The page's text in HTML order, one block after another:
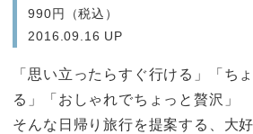
990円（税込）
2016.09.16 UP
「思い立ったらすぐ行ける」「ち
る」「おしゃれでちょっと贅沢」
そんな日帰り旅行を提案する、大